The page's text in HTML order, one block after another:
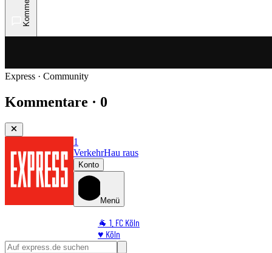
Express · Community
Kommentare · 0
1
VerkehrHau raus
Konto
Menü
🐐 1. FC Köln
♥️ Köln
⭐ Promi